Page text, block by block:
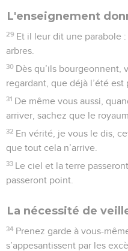
L'enseignement
29 Et il leur dit une parabole
arbres.
30 Dès qu’ils bourgeonnent,
regardant, que déjà l’été est
31 De même vous aussi,
arriver, sachez que le
32 En vérité, je vous le dis,
que tout cela n’arrive.
33 Le ciel et la terre
passeront point.
La nécessité de
34 Prenez garde à vous-
s’appesantissent par les